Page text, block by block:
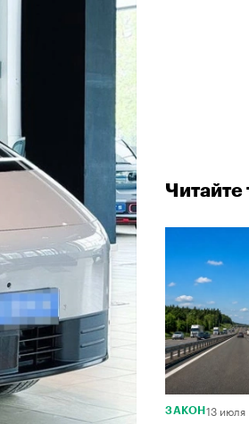
Читайте
ЗАКОН 13 июля